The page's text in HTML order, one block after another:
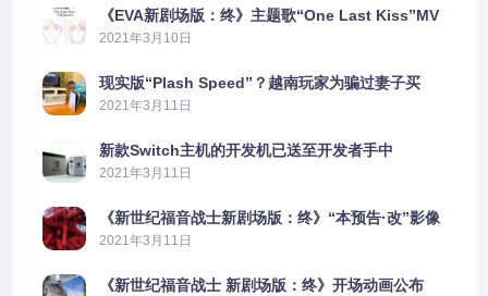
《EVA新剧场版：终》主题歌“One Last Kiss”MV
公布
2021年3月10日
现实版“Plash Speed”？越南玩家为骗过妻子买
PS5上演好戏
2021年3月11日
新款Switch主机的开发机已送至开发者手中
2021年3月11日
《新世纪福音战士新剧场版：终》“本预告·改”影像
公开
2021年3月11日
《新世纪福音战士 新剧场版：终》开场动画公布